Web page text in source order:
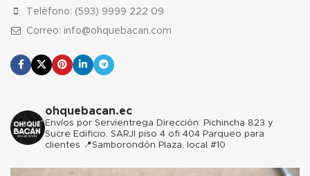
Teléfono: (593) 9999 222 09
Correo: info@ohquebacan.com
ohquebacan.ec
Envíos por Servientrega Dirección: Pichincha 823 y
Sucre Edificio. SARJI piso 4 ofi 404 Parqueo para
clientes 📍Samborondón Plaza, local #10